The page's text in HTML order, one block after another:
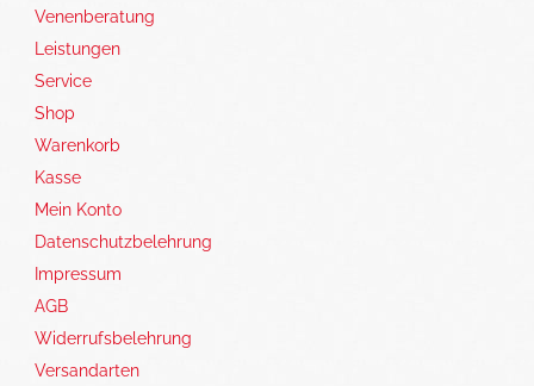
Venenberatung
Leistungen
Service
Shop
Warenkorb
Kasse
Mein Konto
Datenschutzbelehrung
Impressum
AGB
Widerrufsbelehrung
Versandarten